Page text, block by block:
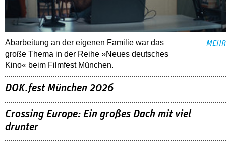
Abarbeitung an der eigenen Familie war das
große Thema in der Reihe »Neues deutsches
Kino« beim Filmfest München.
MEHR
DOK.fest München 2026
Crossing Europe: Ein großes Dach mit viel
drunter